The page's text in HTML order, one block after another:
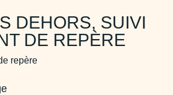
DEHORS, SUIVI
DE REPÈRE
repère